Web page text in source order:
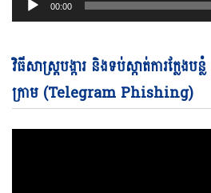
00:00
វិធីសាស្ត្របង្ការ និងទប់ស្កាត់ការក្លែង
ក្រាម (Telegram Phishing)